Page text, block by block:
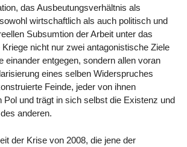
das Ausbeutungsverhältnis als
wirtschaftlich als auch politisch und
Subsumtion der Arbeit unter das
nicht nur zwei antagonistische Ziele
einander entgegen, sondern allen voran
eines selben Widerspruches
Feinde, jeder von ihnen
Pol und trägt in sich selbst die Existenz und
anderen.
der Krise von 2008, die jene der